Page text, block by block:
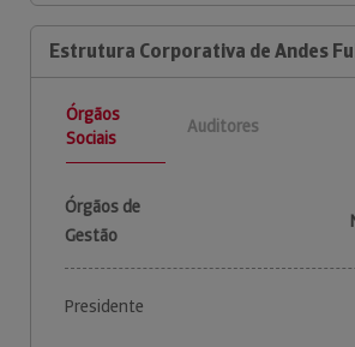
Estrutura Corporativa de Andes
Órgãos
Sociais
Auditores
Órgãos de
Gestão
Presidente